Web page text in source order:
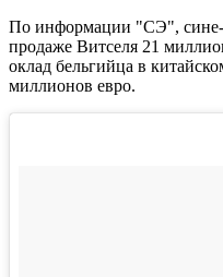
По информации "СЭ", сине-
продаже Витселя 21
оклад бельгийца в
миллионов евро.